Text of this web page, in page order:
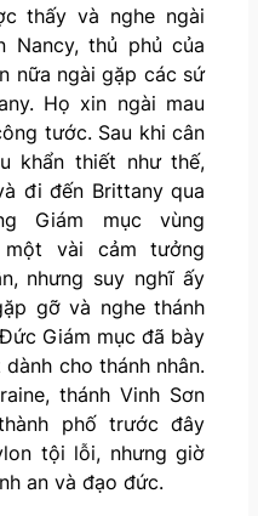
thấy và nghe ngài
Nancy, thủ phủ của
nữa ngài gặp các sứ
Họ xin ngài mau
tước. Sau khi cân
khẩn thiết như thế,
đi đến Brittany qua
Giám mục vùng
vài cảm tưởng
nhưng suy nghĩ ấy
gỡ và nghe thánh
Giám mục đã bày
cho thánh nhân.
thánh Vinh Sơn
phố trước đây
tội lỗi, nhưng giờ
an và đạo đức.